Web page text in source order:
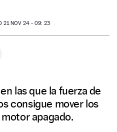
21 NOV 24 - 09: 23
las que la fuerza de
consigue mover los
apagado.